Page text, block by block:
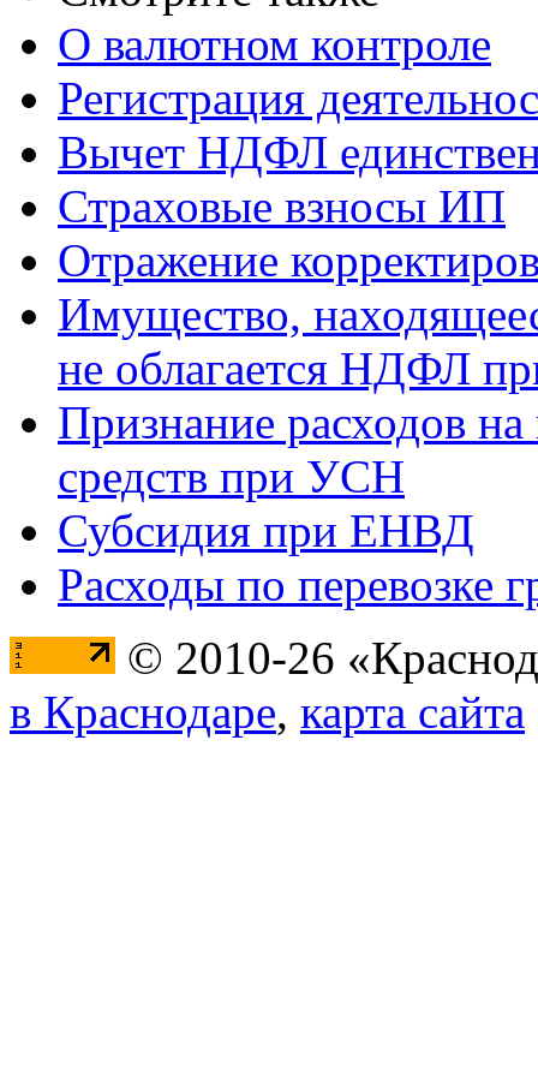
О валютном контроле
Регистрация
Вычет НДФЛ
Страховые взносы ИП
Отражение
Имущество,
не облагается НДФЛ
Признание расходов
средств при УСН
Субсидия при ЕНВД
Расходы по перевозке
© 2010-26
в Краснодаре, карта сайта